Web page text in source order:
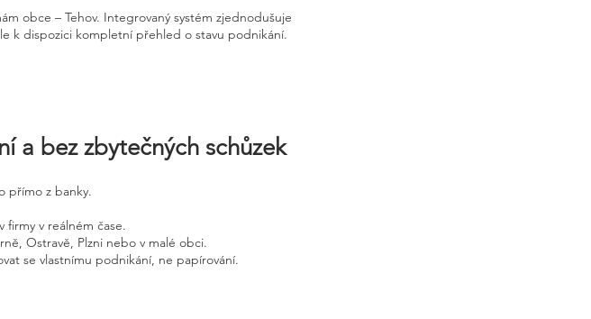
obce – Tehov. Integrovaný systém zjednodušuje
k dispozici kompletní přehled o stavu podnikání.
a bez zbytečných schůzek
přímo z banky.
v reálném čase.
Ostravě, Plzni nebo v malé obci.
se vlastnímu podnikání, ne papírování.